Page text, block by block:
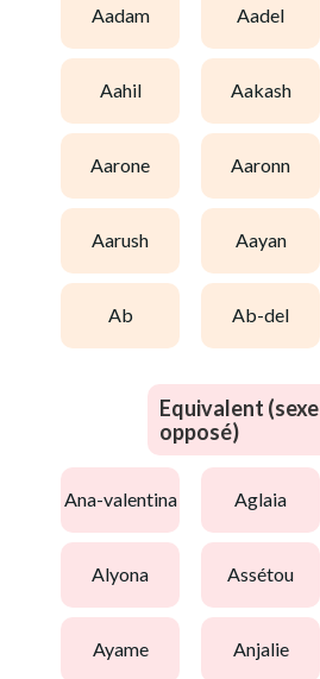
aadam aadel
aahil aakash
aarone aaronn
aarush aayan
ab ab-del
Equivalent (sexe
opposé)
ana-valentina aglaia
alyona assétou
ayame anjalie